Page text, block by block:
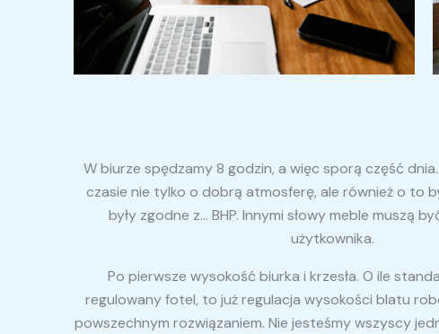
W biurze spędzamy 8 godzin, a więc sporą część
czasie nie tylko o dobrą atmosferę, ale również o to
były zgodne z… BHP. Innymi słowy meble muszą
użytkownika.
Po pierwsze wysokość biurka i krzesła. O ile
regulowany fotel, to już regulacja wysokości blatu
powszechnym rozwiązaniem. Nie jesteśmy wszyscy